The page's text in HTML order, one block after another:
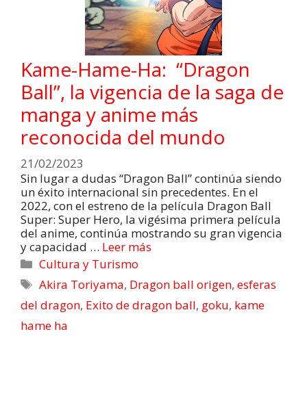
Kame-Hame-Ha: “Dragon
Ball”, la vigencia de la saga de
manga y anime más
reconocida del mundo
21/02/2023
Sin lugar a dudas “Dragon Ball” continúa siendo
un éxito internacional sin precedentes. En el
2022, con el estreno de la película Dragon Ball
Super: Super Hero, la vigésima primera película
del anime, continúa mostrando su gran vigencia
y capacidad … Leer más
Cultura y Turismo
Akira Toriyama, Dragon ball origen,esferas
del dragon, Exito de dragon ball, goku, kame
hame ha